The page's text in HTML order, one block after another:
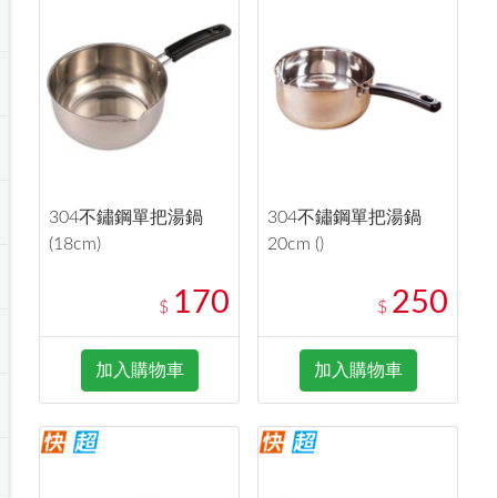
箱購飲料
304不鏽鋼單把湯鍋
(18cm)
$ 170
加入購物車
304不鏽鋼單把湯鍋
20cm ()
$ 250
加入購物車